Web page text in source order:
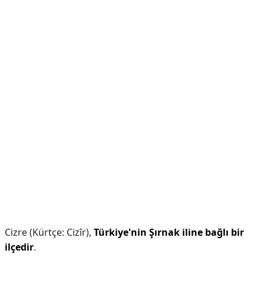
Cizre (Kürtçe: Cizîr), Türkiye'nin Şırnak iline bağlı bir
ilçedir.